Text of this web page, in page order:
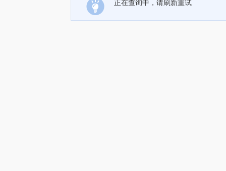
正在查询中，请刷新重试